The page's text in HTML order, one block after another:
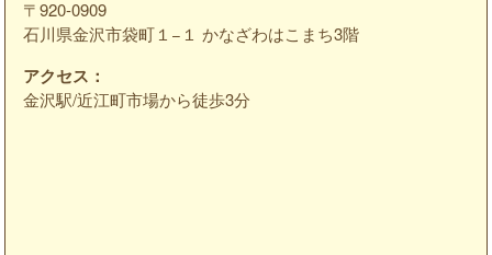
〒920-0909
石川県金沢市袋町１−１ かなざわはこまち3階
アクセス：
金沢駅/近江町市場から徒歩3分